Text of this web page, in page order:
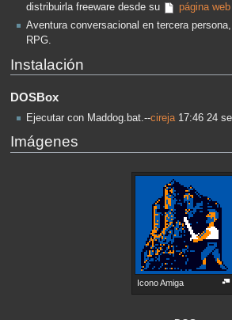
distribuirla freeware desde su
página web
Aventura conversacional en tercera
RPG.
Instalación
DOSBox
Ejecutar con Maddog.bat.--cireja 17:46 24
Imágenes
Icono Amiga